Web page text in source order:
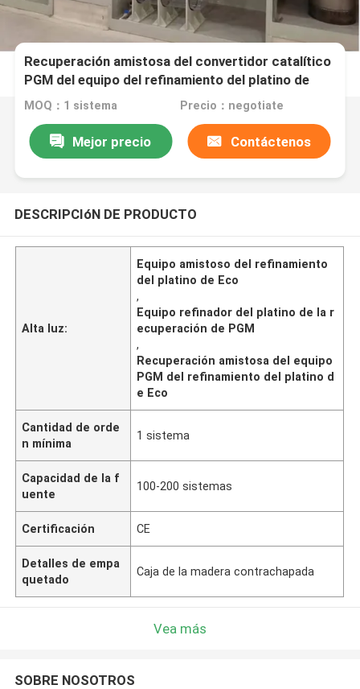
Recuperación amistosa del convertidor catalítico
PGM del equipo del refinamiento del platino de
Eco
MOQ：1 sistema Precio：negotiate
Mejor precio Contáctenos
DESCRIPCIóN DE PRODUCTO
Alta luz:
Equipo amistoso del refinamiento
del platino de Eco
,
Equipo refinador del platino de la r
ecuperación de PGM
,
Recuperación amistosa del equipo
PGM del refinamiento del platino d
e Eco
Cantidad de orde
n mínima
1 sistema
Capacidad de la f
uente
100-200 sistemas
Certificación CE
Detalles de empa
quetado
Caja de la madera contrachapada
Vea más
SOBRE NOSOTROS